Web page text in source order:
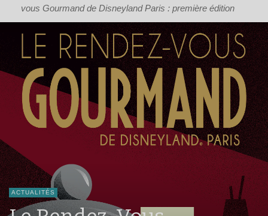
vous Gourmand de Disneyland Paris : première édition
ACTUALITÉS